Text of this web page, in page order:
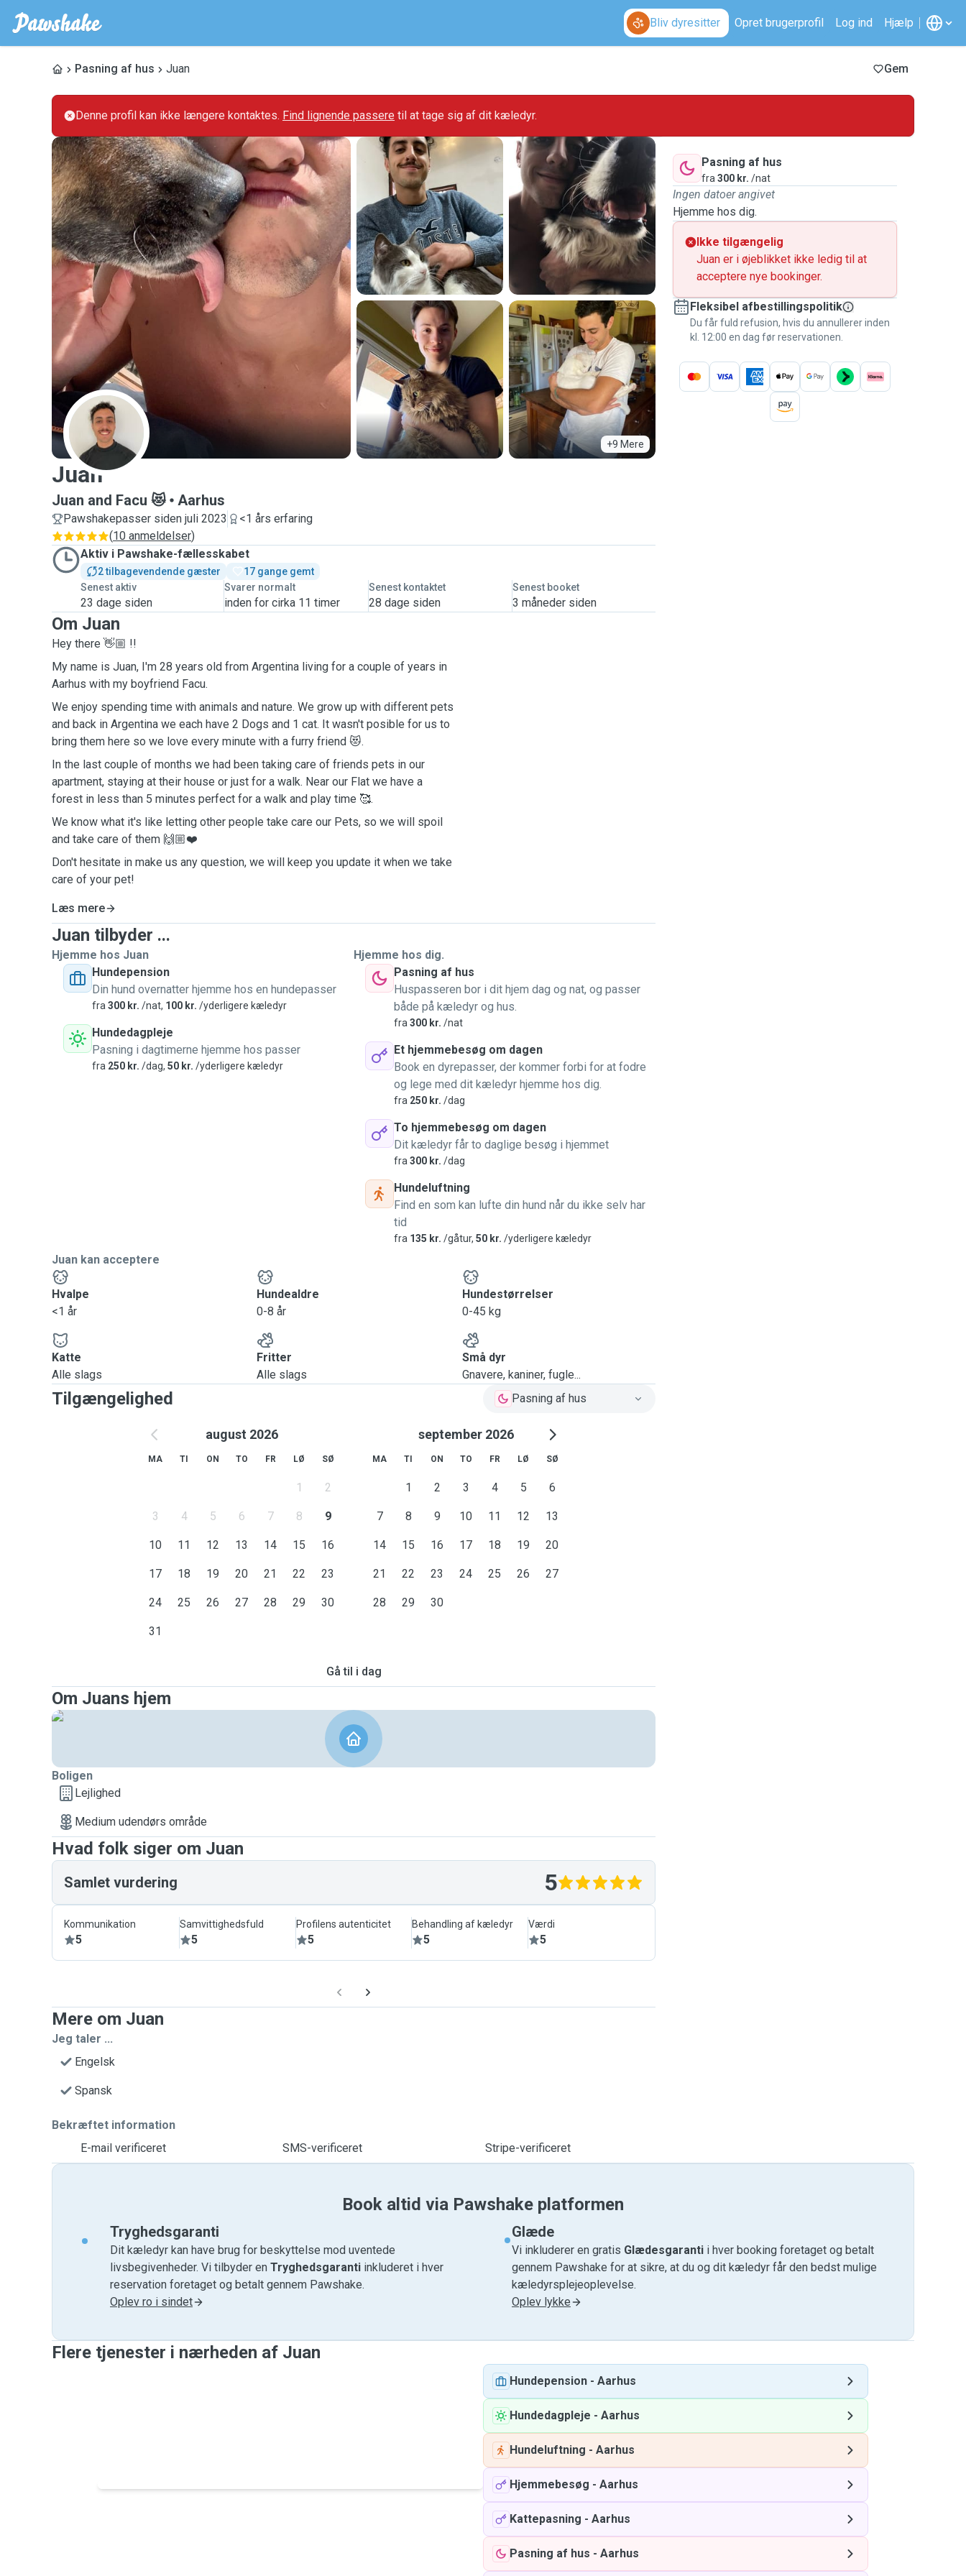
Bliv dyresitter Opret brugerprofil Log ind Hjælp
Pasning af hus Juan Gem
Denne profil kan ikke længere kontaktes. Find lignende passere til at tage sig af dit kæledyr.
+9 Mere
J
Juan
Juan and Facu 😻 Aarhus
Pawshakepasser siden juli 2023
<1 års erfaring
(10 anmeldelser)
Aktiv i Pawshake-fællesskabet
2 tilbagevendende gæster
17 gange gemt
Senest aktiv
23 dage siden
Svarer normalt
inden for cirka 11 timer
Senest kontaktet
28 dage siden
Senest booket
3 måneder siden
Om Juan
Hey there 👋🏼 !!
My name is Juan, I'm 28 years old from Argentina living for a couple of years in
Aarhus with my boyfriend Facu.
We enjoy spending time with animals and nature. We grow up with different pets
and back in Argentina we each have 2 Dogs and 1 cat. It wasn't posible for us to
bring them here so we love every minute with a furry friend 😻.
In the last couple of months we had been taking care of friends pets in our
apartment, staying at their house or just for a walk. Near our Flat we have a
forest in less than 5 minutes perfect for a walk and play time 🥰.
We know what it's like letting other people take care our Pets, so we will spoil
and take care of them 🙌🏼❤️
Don't hesitate in make us any question, we will keep you update it when we take
care of your pet!
Læs mere
Juan tilbyder ...
Hjemme hos Juan
Hundepension
Din hund overnatter hjemme hos en hundepasser
fra 300 kr. /nat, 100 kr. /yderligere kæledyr
Hundedagpleje
Pasning i dagtimerne hjemme hos passer
fra 250 kr. /dag, 50 kr. /yderligere kæledyr
Hjemme hos dig.
Pasning af hus
Huspasseren bor i dit hjem dag og nat, og passer
både på kæledyr og hus.
fra 300 kr. /nat
Et hjemmebesøg om dagen
Book en dyrepasser, der kommer forbi for at fodre
og lege med dit kæledyr hjemme hos dig.
fra 250 kr. /dag
To hjemmebesøg om dagen
Dit kæledyr får to daglige besøg i hjemmet
fra 300 kr. /dag
Hundeluftning
Find en som kan lufte din hund når du ikke selv har
tid
fra 135 kr. /gåtur, 50 kr. /yderligere kæledyr
Juan kan acceptere
Hvalpe
<1 år
Hundealdre
0-8 år
Hundestørrelser
0-45 kg
Katte
Alle slags
Fritter
Alle slags
Små dyr
Gnavere, kaniner, fugle...
Tilgængelighed Pasning af hus
august 2026
MA TI ON TO FR LØ SØ
1 2
3 4 5 6 7 8 9
10 11 12 13 14 15 16
17 18 19 20 21 22 23
24 25 26 27 28 29 30
31
september 2026
MA TI ON TO FR LØ SØ
1 2 3 4 5 6
7 8 9 10 11 12 13
14 15 16 17 18 19 20
21 22 23 24 25 26 27
28 29 30
Gå til i dag
Om Juans hjem
Boligen
Lejlighed
Medium udendørs område
Hvad folk siger om Juan
Samlet vurdering 5
Kommunikation
5
Samvittighedsfuld
5
Profilens autenticitet
5
Behandling af kæledyr
5
Værdi
5
Mere om Juan
Jeg taler ...
Engelsk
Spansk
Bekræftet information
E-mail verificeret
SMS-verificeret Stripe-verificeret
Pasning af hus
fra 300 kr. /nat
Ingen datoer angivet
Hjemme hos dig.
Ikke tilgængelig
Juan er i øjeblikket ikke ledig til at
acceptere nye bookinger.
Fleksibel afbestillingspolitik
Du får fuld refusion, hvis du annullerer inden
kl. 12:00 en dag før reservationen.
Book altid via Pawshake platformen
Tryghedsgaranti
Dit kæledyr kan have brug for beskyttelse mod uventede
livsbegivenheder. Vi tilbyder en Tryghedsgaranti inkluderet i hver
reservation foretaget og betalt gennem Pawshake.
Oplev ro i sindet
Glæde
Vi inkluderer en gratis Glædesgaranti i hver booking foretaget og betalt
gennem Pawshake for at sikre, at du og dit kæledyr får den bedst mulige
kæledyrsplejeoplevelse.
Oplev lykke
Flere tjenester i nærheden af ​​Juan
Hundepension - Aarhus
Hundedagpleje - Aarhus
Hundeluftning - Aarhus
Hjemmebesøg - Aarhus
Kattepasning - Aarhus
Pasning af hus - Aarhus